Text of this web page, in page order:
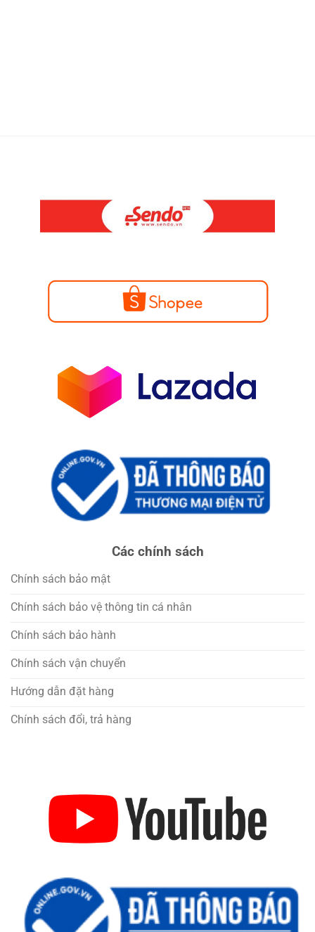
Các chính sách
Chính sách bảo mật
Chính sách bảo vệ thông tin cá nhân
Chính sách bảo hành
Chính sách vận chuyển
Hướng dẫn đặt hàng
Chính sách đổi, trả hàng